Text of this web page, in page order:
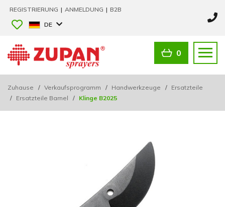
REGISTRIERUNG | ANMELDUNG | B2B
DE
0
Zuhause / Verkaufsprogramm / Handwerkzeuge / Ersatzteile
/ Ersatzteile Barnel / Klinge B2025